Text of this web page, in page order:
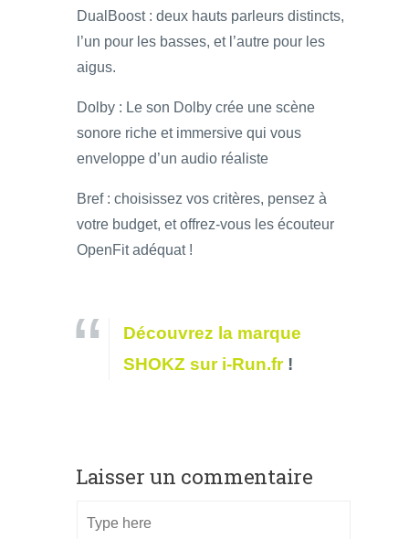
DualBoost : deux hauts parleurs distincts,
l’un pour les basses, et l’autre pour les
aigus.
Dolby : Le son Dolby crée une scène
sonore riche et immersive qui vous
enveloppe d’un audio réaliste
Bref : choisissez vos critères, pensez à
votre budget, et offrez-vous les écouteur
OpenFit adéquat !
Découvrez la marque
SHOKZ sur i-Run.fr!
Laisser un commentaire